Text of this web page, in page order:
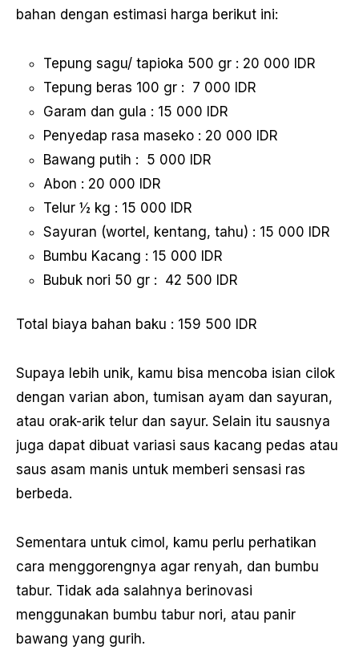
bahan dengan estimasi harga berikut ini:
Tepung sagu/ tapioka 500 gr : 20 000 IDR
Tepung beras 100 gr : 7 000 IDR
Garam dan gula : 15 000 IDR
Penyedap rasa maseko : 20 000 IDR
Bawang putih : 5 000 IDR
Abon : 20 000 IDR
Telur ½ kg : 15 000 IDR
Sayuran (wortel, kentang, tahu) : 15 000 IDR
Bumbu Kacang : 15 000 IDR
Bubuk nori 50 gr : 42 500 IDR
Total biaya bahan baku : 159 500 IDR
Supaya lebih unik, kamu bisa mencoba isian cilok
dengan varian abon, tumisan ayam dan sayuran,
atau orak-arik telur dan sayur. Selain itu sausnya
juga dapat dibuat variasi saus kacang pedas atau
saus asam manis untuk memberi sensasi ras
berbeda.
Sementara untuk cimol, kamu perlu perhatikan
cara menggorengnya agar renyah, dan bumbu
tabur. Tidak ada salahnya berinovasi
menggunakan bumbu tabur nori, atau panir
bawang yang gurih.